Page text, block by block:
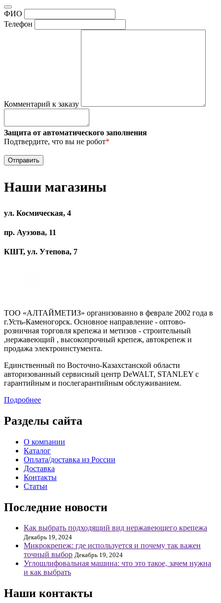
ФИО
Телефон
Комментарий к заказу
Защита от автоматического заполнения
Подтвердите, что вы не робот*
Наши магазины
ул. Космическая, 4
пр. Ауэзова, 11
КШТ, ул. Утепова, 7
ТОО «АЛТАЙМЕТИЗ» организованно в феврале 2002 года в
г.Усть-Каменогорск. Основное направление - оптово-
розничная торговля крепежа и метизов - строительный
,нержавеющий , высокопрочный крепеж, автокрепеж и
продажа электроинстумента.
Единственный по Восточно-Казахстанской области
авторизованный сервисный центр DeWALT, STANLEY с
гарантийным и послегарантийным обслуживанием.
Подробнее
Разделы сайта
О компании
Каталог
Оплата/доставка из России
Доставка
Контакты
Статьи
Последние новости
Как выбрать подходящий вид нержавеющего крепежа
Декабрь 19, 2024
Микрокрепеж: где используется и почему так важен
точный выбор Декабрь 19, 2024
Углошлифовальная машина: что это такое, зачем нужна
и как выбрать
Наши контакты